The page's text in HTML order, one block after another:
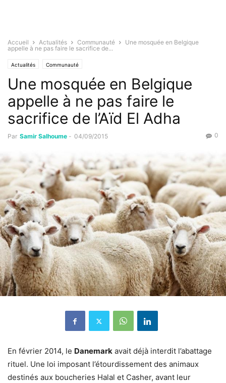
Accueil Actualités Communauté
Une mosquée en Belgique
appelle à ne pas faire le sacrifice de...
Actualités Communauté
Une mosquée en Belgique
appelle à ne pas faire le
sacrifice de l’Aïd El Adha
Par Samir Salhoume - 04/09/2015 0
En février 2014, le Danemark avait déjà interdit l’abattage
rituel. Une loi imposant l’étourdissement des animaux
destinés aux boucheries Halal et Casher, avant leur